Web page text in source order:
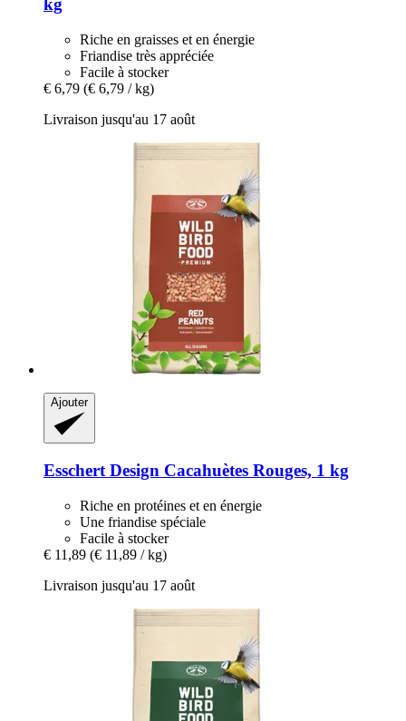
kg
Riche en graisses et en énergie
Friandise très appréciée
Facile à stocker
€ 6,79 (€ 6,79 / kg)
Livraison jusqu'au 17 août
Ajouter
Esschert Design Cacahuètes Rouges, 1 kg
Riche en protéines et en énergie
Une friandise spéciale
Facile à stocker
€ 11,89 (€ 11,89 / kg)
Livraison jusqu'au 17 août